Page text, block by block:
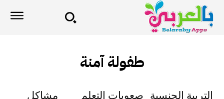
طفولة آمنة
التربية الجنسية
صعوبات التعلم
مشاكل